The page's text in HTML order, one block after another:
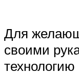
Для
своими